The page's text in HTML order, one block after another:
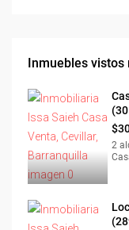
Inmuebles vistos
2